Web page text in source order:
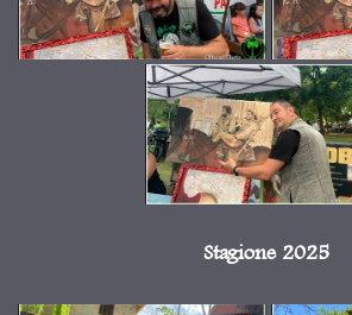
Stagione 2025